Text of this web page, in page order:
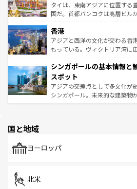
覧 を参照してほしい。
ーチミン市のフランス統治時代
醸し出している。また、バラエ
とつ。フォーやバインミー、ベ
ひ現地で味わいたい。どの地域
が旅行者を迎えてくれるので、
参照してほしい。
タイは、東南アジアに位置する
国だ。首都バンコクは高層ビル
の活気が交差している。北部で
帯で自然と触れ合い、南部では
いビーチでリゾート気分を楽し
激する。気候は一年中温暖で、
が待っている。親しみやすいタ
た文化、そして多様な観光資源
ける。 なお、新着のタイ情報は
香港
アジアと西洋の文化が交わる香
もっている。ヴィクトリア湾に
み、どこを訪れても感動するは
ており、効率よく見どころを回
うな絶景から文化的な体験まで
そう。 なお、新着の香港情報は
シンガポールの基本情報と
スポット
アジアの交差点として多文化が
シンガポール。未来的な建築物
で、ホーカーズは地元の風情を
国と地域
ヨーロッパ
北米